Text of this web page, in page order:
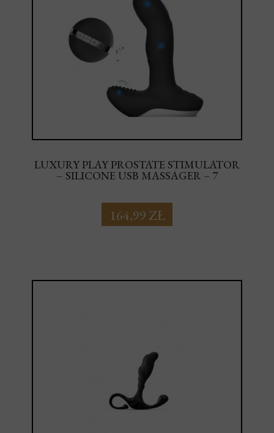
LUXURY PLAY PROSTATE STIMULATOR
– SILICONE USB MASSAGER – 7
164,99 ZŁ